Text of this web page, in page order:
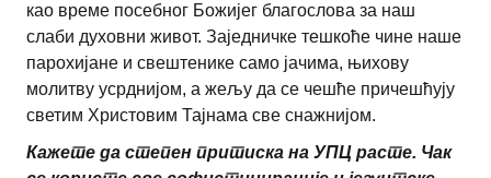
као време посебног Божијег благослова за наш
слаби духовни живот. Заједничке тешкоће чине наше
парохијане и свештенике само јачима, њихову
молитву усрднијом, а жељу да се чешће причешћују
светим Христовим Тајнама све снажнијом.
Кажете да степен притиска на УПЦ расте. Чак